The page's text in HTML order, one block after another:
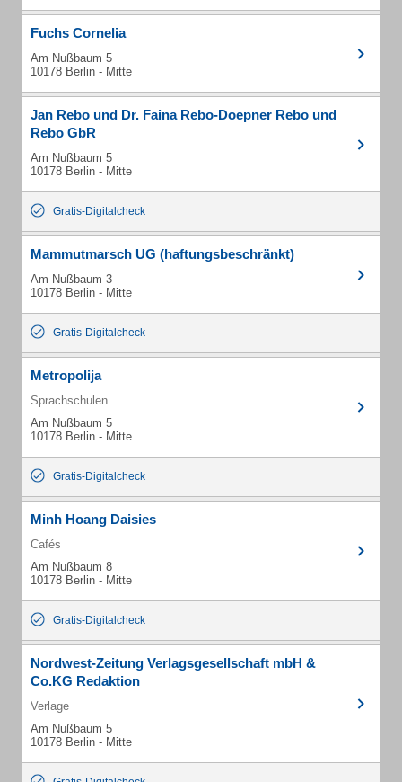
Fuchs Cornelia
Am Nußbaum 5
10178 Berlin - Mitte
Jan Rebo und Dr. Faina Rebo-Doepner Rebo und
Rebo GbR
Am Nußbaum 5
10178 Berlin - Mitte
Gratis-Digitalcheck
Mammutmarsch UG (haftungsbeschränkt)
Am Nußbaum 3
10178 Berlin - Mitte
Gratis-Digitalcheck
Metropolija
Sprachschulen
Am Nußbaum 5
10178 Berlin - Mitte
Gratis-Digitalcheck
Minh Hoang Daisies
Cafés
Am Nußbaum 8
10178 Berlin - Mitte
Gratis-Digitalcheck
Nordwest-Zeitung Verlagsgesellschaft mbH &
Co.KG Redaktion
Verlage
Am Nußbaum 5
10178 Berlin - Mitte